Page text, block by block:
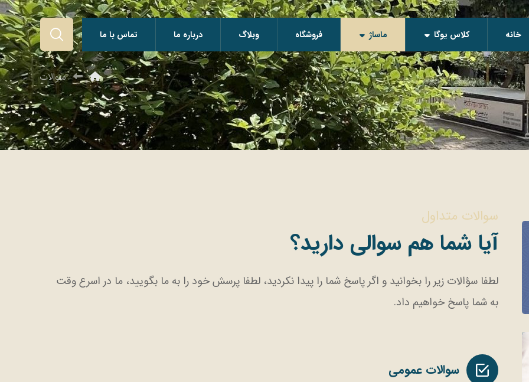
خانه کلاس یوگا ماساژ فروشگاه وبلاگ درباره ما تماس با ما
سوالات
سوالات متداول
آیا شما هم سوالی دارید؟
لطفا سؤالات زیر را بخوانید و اگر پاسخ شما را پیدا نکردید، لطفا پرسش خود را به ما بگویید، ما در اسرع وقت
به شما پاسخ خواهیم داد.
سوالات عمومی